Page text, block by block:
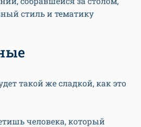
стиль и тематику
такой же сладкой, как это
человека, который